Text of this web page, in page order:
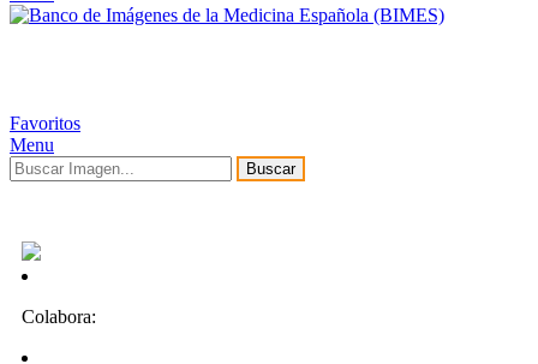
Favoritos
Menu
Buscar
Colabora: